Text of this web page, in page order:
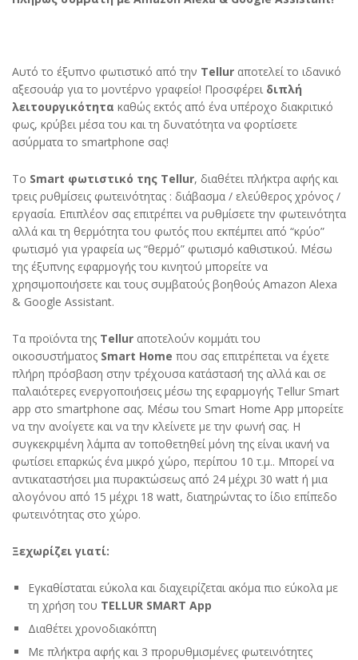
χρώμα
Αυτό το έξυπνο φωτιστικό από την Tellur αποτελεί το ιδανικό
αξεσουάρ για το μοντέρνο γραφείο! Προσφέρειδιπλή
λειτουργικότητα καθώς εκτός από ένα υπέροχο διακριτικό
φως, κρύβει μέσα του και τη δυνατότητα να φορτίσετε
ασύρματα το smartphone σας!
Το Smart φωτιστικό της Tellur, διαθέτει πλήκτρα αφής και
τρεις ρυθμίσεις φωτεινότητας : διάβασμα / ελεύθερος χρόνος /
εργασία. Επιπλέον σας επιτρέπει να ρυθμίσετε την φωτεινότητα
αλλά και τη θερμότητα του φωτός που εκπέμπει από “κρύο”
φωτισμό για γραφεία ως “θερμό” φωτισμό καθιστικού. Μέσω
της έξυπνης εφαρμογής του κινητού μπορείτε να
χρησιμοποιήσετε και τους συμβατούς βοηθούς Amazon Alexa
& Google Assistant.
Τα προϊόντα της Tellur αποτελούν κομμάτι του
οικοσυστήματος Smart Home που σας επιτρέπεται να έχετε
πλήρη πρόσβαση στην τρέχουσα κατάστασή της αλλά και σε
παλαιότερες ενεργοποιήσεις μέσω της εφαρμογής Tellur Smart
app στο smartphone σας. Μέσω του Smart Home App μπορείτε
να την ανοίγετε και να την κλείνετε με την φωνή σας. Η
συγκεκριμένη λάμπα αν τοποθετηθεί μόνη της είναι ικανή να
φωτίσει επαρκώς ένα μικρό χώρο, περίπου 10 τ.μ.. Μπορεί να
αντικαταστήσει μια πυρακτώσεως από 24 μέχρι 30 watt ή μια
αλογόνου από 15 μέχρι 18 watt, διατηρώντας το ίδιο επίπεδο
φωτεινότητας στο χώρο.
Ξεχωρίζει γιατί:
Εγκαθίσταται εύκολα και διαχειρίζεται ακόμα πιο εύκολα με
τη χρήση του TELLUR SMART App
Διαθέτει χρονοδιακόπτη
Με πλήκτρα αφής και 3 προρυθμισμένες φωτεινότητες